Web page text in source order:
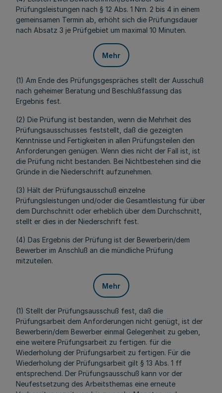
Prüfungsleistungen nach § 12 Abs. 1 Nrn. 2 bis 4 in einem
gemeinsamen Termin ab, erhöht sich die Prüfungsdauer
nach Absatz 3 je Prüfgebiet um maximal 10 Minuten.
Mehr
(1) Am Ende des Prüfungsgespräches stellt der Ausschuß
nach geheimer Beratung und Beschlußfassung das
Ergebnis fest.
(2) Die Prüfung ist bestanden, wenn die Mehrheit des
Prüfungsausschusses feststellt, daß die gezeigten
Kenntnisse und Fertigkeiten in allen Prüfungsteilen den
Anforderungen genügen. Wenn dies nicht der Fall ist, ist
die Prüfung nicht bestanden. Bei Nichtbestehen sind die
Gründe in die Niederschrift aufzunehmen.
(3) Hält der Prüfungsausschuß einzelne
Prüfungsleistungen und/oder die Gesamtleistung für über
dem Durchschnitt oder erheblich über dem Durchschnitt,
stellt er dies in der Niederschrift fest.
(4) Das Ergebnis der Prüfung ist der Bewerberin/dem
Bewerber im Anschluß an die mündliche Prüfung
mitzuteilen.
Mehr
(1) Stellt der Prüfungsausschuß fest, daß die
Prüfungsarbeit dem Anforderungen nicht genügt, ist der
Bewerberin/dem Bewerber einmal Gelegenheit zu geben,
eine weitere Prüfungsarbeit zu fertigen. für die
Wiederholung der Prüfungsarbeit zu fertigen. Für die
Wiederholung der Prüfungsarbeit gilt § 13 Abs. 1 ff
entsprechend. Der Prüfungsausschuß kann vor der
Neufestsetzung des Arbeitsthemas eine erneute